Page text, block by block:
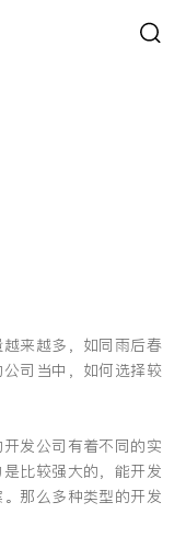
来越多，如同雨后春
司当中，如何选择较
发公司有着不同的实
比较强大的，能开发
那么多种类型的开发